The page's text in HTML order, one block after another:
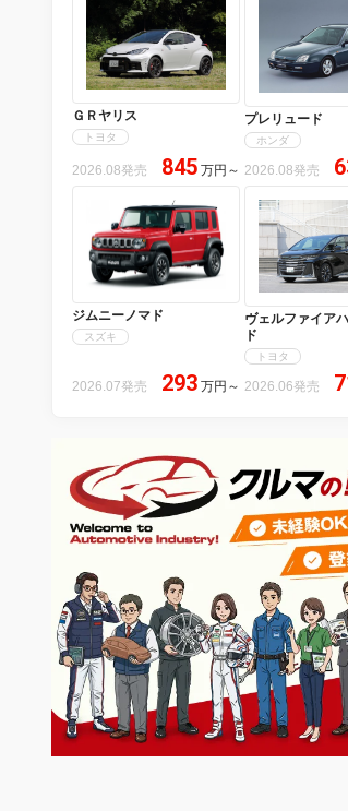
ＧＲヤリス
トヨタ
2026.08発売 845 万円 ～
プレリュード
ホンダ
2026.08発売
ジムニーノマド
スズキ
2026.07発売 293 万円 ～
ヴェルファイア
ド
トヨタ
2026.06発売